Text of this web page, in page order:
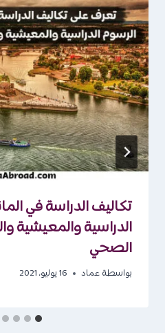
تكاليف الدراسة في
الدراسية والمعيشية
الصحي
بواسطة عماد 16 يوليو، 2021